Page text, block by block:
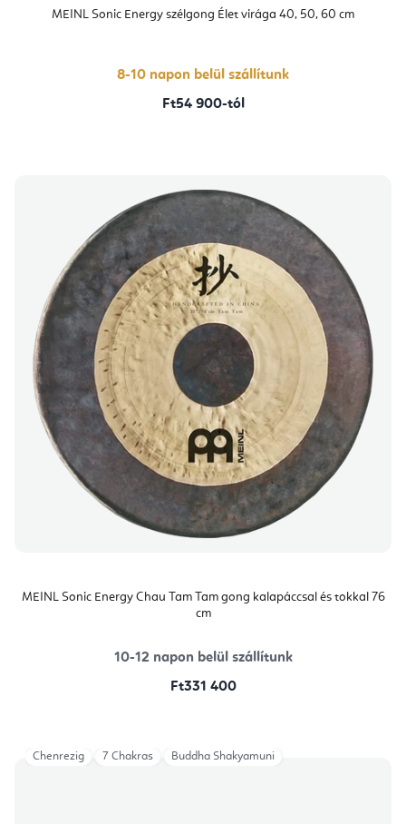
MEINL Sonic Energy szélgong Élet virága 40, 50, 60 cm
8-10 napon belül szállítunk
Ft54 900-tól
MEINL Sonic Energy Chau Tam Tam gong kalapáccsal és tokkal 76
cm
10-12 napon belül szállítunk
Ft331 400
Chenrezig 7 Chakras Buddha Shakyamuni